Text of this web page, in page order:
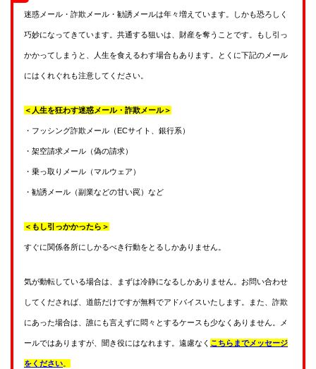
迷惑メール・詐欺メール・勧誘メールは年々増えています。しかも恐ろしく
巧妙になってきています。共通する狙いは、財産を奪うことです。もし引っ
かかってしまうと、人生を食えるわす場合もあります。とくに下記のメール
にはくれぐれも注意してください。
＜人生を狂わす迷惑メール・詐欺メール＞
・フッシング詐欺メール（ECサイト、銀行系）
・架空請求メール（偽の請求）
・乗っ取りメール（マルウェア）
・勧誘メール（副業などの甘い罠）など
＜もし引っかかったら＞
すぐに関係各所にしかるべき行動をとるしかありません。
気が動転している場合は、まずは冷静になるしかありません。お問い合わせ
してくだされば、道筋だけですが無料でアドバイスいたします。また、詐欺
にあった場合は、誰にも言えずに悶々とするケースも少なくありません。メ
ールではありますが、聞き役にはなれます。遠慮なく こちらまでメッセージ
をください。